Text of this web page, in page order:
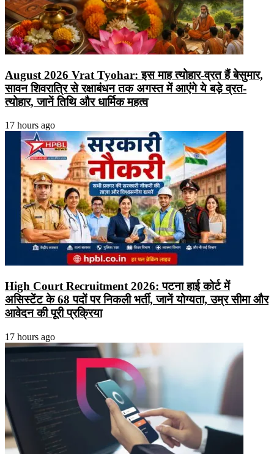
August 2026 Vrat Tyohar: इस माह त्योहार-व्रत हैं बेसुमार,
सावन शिवरात्रि से रक्षाबंधन तक अगस्त में आएंगे ये बड़े व्रत-
त्योहार, जानें तिथि और धार्मिक महत्व
17 hours ago
High Court Recruitment 2026: पटना हाई कोर्ट में
असिस्टेंट के 68 पदों पर निकली भर्ती, जानें योग्यता, उम्र सीमा और
आवेदन की पूरी प्रक्रिया
17 hours ago